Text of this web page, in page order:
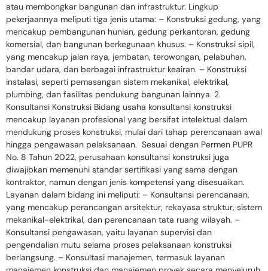
atau membongkar bangunan dan infrastruktur. Lingkup
pekerjaannya meliputi tiga jenis utama: – Konstruksi gedung, yang
mencakup pembangunan hunian, gedung perkantoran, gedung
komersial, dan bangunan berkegunaan khusus. – Konstruksi sipil,
yang mencakup jalan raya, jembatan, terowongan, pelabuhan,
bandar udara, dan berbagai infrastruktur keairan. – Konstruksi
instalasi, seperti pemasangan sistem mekanikal, elektrikal,
plumbing, dan fasilitas pendukung bangunan lainnya. 2.
Konsultansi Konstruksi Bidang usaha konsultansi konstruksi
mencakup layanan profesional yang bersifat intelektual dalam
mendukung proses konstruksi, mulai dari tahap perencanaan awal
hingga pengawasan pelaksanaan. Sesuai dengan Permen PUPR
No. 8 Tahun 2022, perusahaan konsultansi konstruksi juga
diwajibkan memenuhi standar sertifikasi yang sama dengan
kontraktor, namun dengan jenis kompetensi yang disesuaikan.
Layanan dalam bidang ini meliputi: – Konsultansi perencanaan,
yang mencakup perancangan arsitektur, rekayasa struktur, sistem
mekanikal-elektrikal, dan perencanaan tata ruang wilayah. –
Konsultansi pengawasan, yaitu layanan supervisi dan
pengendalian mutu selama proses pelaksanaan konstruksi
berlangsung. – Konsultasi manajemen, termasuk layanan